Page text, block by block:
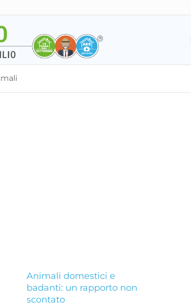
Animali domestici e
badanti: un rapporto non
scontato